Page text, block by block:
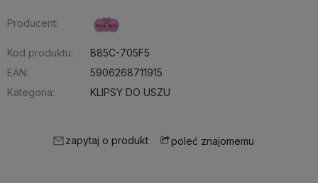
Producent:
Kod produktu:
B85C-705F5
EAN:
5906268711915
Kategoria:
KLIPSY DO USZU
zapytaj o produkt poleć znajomemu